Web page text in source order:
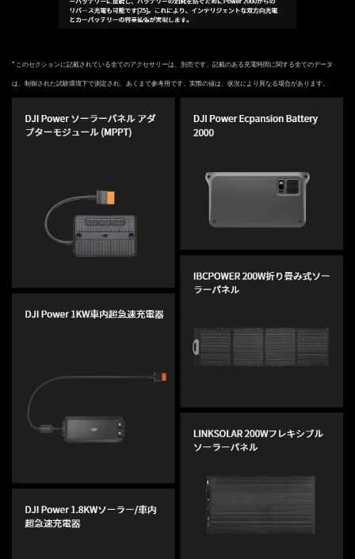
* このセクションに記載されている全てのアクセサリーは、別売です。記載のある充電時間に関する全てのデータ
は、制御された試験環境下で測定され、あくまで参考用です。実際の値は、状況により異なる場合があります。